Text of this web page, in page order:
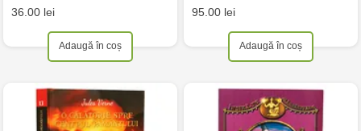
36.00 lei
Adaugă în coș
95.00 lei
Adaugă în coș